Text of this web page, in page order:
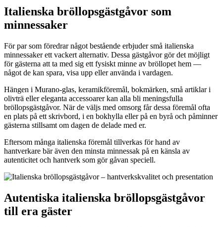
Italienska bröllopsgästgåvor som
minnessaker
För par som föredrar något bestående erbjuder små italienska
minnessaker ett vackert alternativ. Dessa gästgåvor gör det möjligt
för gästerna att ta med sig ett fysiskt minne av bröllopet hem —
något de kan spara, visa upp eller använda i vardagen.
Hängen i Murano-glas, keramikföremål, bokmärken, små artiklar i
olivträ eller eleganta accessoarer kan alla bli meningsfulla
bröllopsgästgåvor. När de väljs med omsorg får dessa föremål ofta
en plats på ett skrivbord, i en bokhylla eller på en byrå och påminner
gästerna stillsamt om dagen de delade med er.
Eftersom många italienska föremål tillverkas för hand av
hantverkare bär även den minsta minnessak på en känsla av
autenticitet och hantverk som gör gåvan speciell.
Autentiska italienska bröllopsgästgåvor
till era gäster